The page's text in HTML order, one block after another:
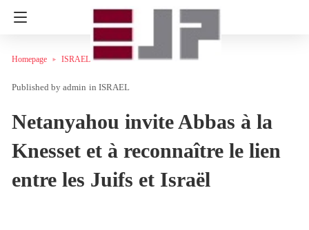
Homepage ISRAEL
admin in ISRAEL
Netanyahou invite Abbas à la
Knesset et à reconnaître le lien
entre les Juifs et Israël